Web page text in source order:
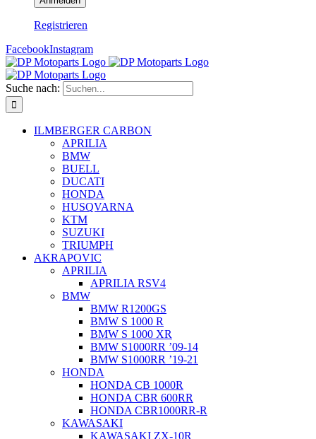
Registrieren
FacebookInstagram
Suche nach:
ILMBERGER CARBON
APRILIA
BMW
BUELL
DUCATI
HONDA
HUSQVARNA
KTM
SUZUKI
TRIUMPH
AKRAPOVIC
APRILIA
APRILIA RSV4
BMW
BMW R1200GS
BMW S 1000 R
BMW S 1000 XR
BMW S1000RR ’09-14
BMW S1000RR ’19-21
HONDA
HONDA CB 1000R
HONDA CBR 600RR
HONDA CBR1000RR-R
KAWASAKI
KAWASAKI ZX-10R